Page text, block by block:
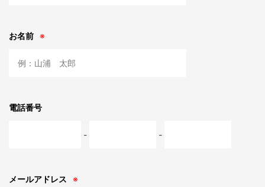
お名前 ※
電話番号
- -
メールアドレス ※